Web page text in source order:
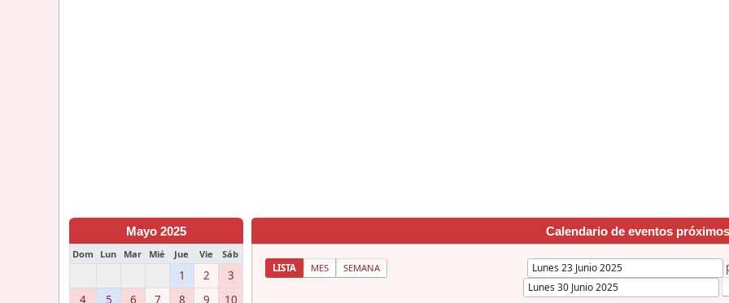
Mayo 2025
Dom Lun Mar Mié Jue Vie Sáb
1 2
3
4
5 6 7 8 9
10
Calendario de eventos próximos
LISTA MES SEMANA